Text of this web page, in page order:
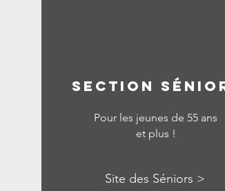
section
Pour les jeunes de 55 ans
et plus !
Site des Séniors >